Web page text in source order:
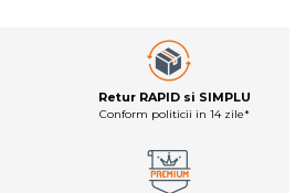
Retur RAPID si SIMPLU
Conform politicii in 14 zile*